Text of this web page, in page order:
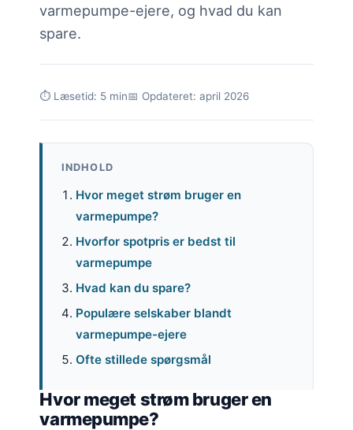
varmepumpe-ejere, og hvad du kan
spare.
⏱ Læsetid: 5 min📅 Opdateret: april 2026
INDHOLD
Hvor meget strøm bruger en
varmepumpe?
Hvorfor spotpris er bedst til
varmepumpe
Hvad kan du spare?
Populære selskaber blandt
varmepumpe-ejere
Ofte stillede spørgsmål
Hvor meget strøm bruger en
varmepumpe?